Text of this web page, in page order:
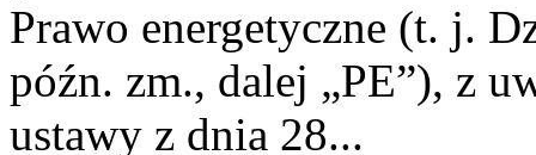
Prawo energetyczne (t. j.
późn. zm., dalej „PE”), z
ustawy z dnia 28...